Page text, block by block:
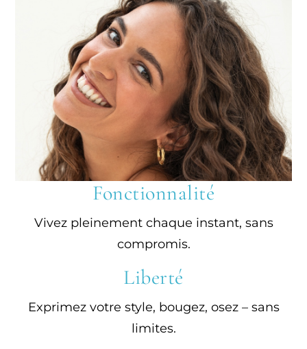
Fonctionnalité
Vivez pleinement chaque instant, sans
compromis.
Liberté
Exprimez votre style, bougez, osez – sans
limites.